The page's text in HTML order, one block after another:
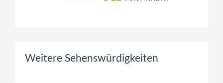
Weitere Sehenswürdigkeiten